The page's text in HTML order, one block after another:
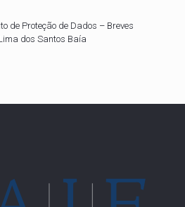
de Proteção de Dados – Breves
dos Santos Baía